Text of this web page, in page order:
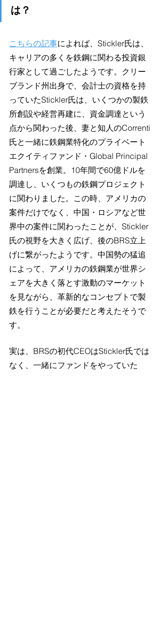
は？
こちらの記事によれば、Stickler氏は、
キャリアの多くを鉄鋼に関わる投資銀
行家として過ごしたようです。クリー
ブランド州出身で、会計士の資格を持
っていたStickler氏は、いくつかの製鉄
所創設や経営再建に、資金調達という
点から関わった後、妻と知人のCorrenti
氏と一緒に鉄鋼業特化のプライベート
エクイティファンド・Global Principal
Partnersを創業。10年間で60億ドルを
調達し、いくつもの鉄鋼プロジェクト
に関わりました。この時、アメリカの
案件だけでなく、中国・ロシアなど世
界中の案件に関わったことが、Stickler
氏の視野を大きく広げ、後のBRS立上
げに繋がったようです。中国勢の猛追
によって、アメリカの鉄鋼業が世界シ
ェアを大きく落とす激動のマーケット
を見ながら、革新的なコンセプトで製
鉄を行うことが必要だと考えたそうで
す。
実は、BRSの初代CEOはStickler氏では
なく、一緒にファンドをやっていた
Correnti氏だったそうですが、2015年